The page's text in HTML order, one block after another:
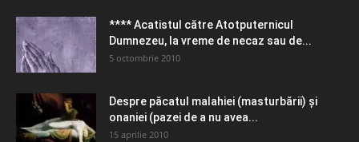
**** Acatistul către Atotputernicul
Dumnezeu, la vreme de necaz sau de...
5 octombrie 2010
Despre păcatul malahiei (masturbării) şi
onaniei (pazei de a nu avea...
15 aprilie 2010